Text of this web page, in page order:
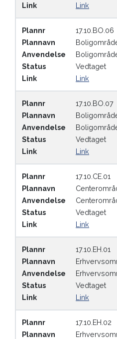
Link
Link
Plannr
17.10.BO.06
Plannavn
Anvendelse
Status
Vedtaget
Link
Link
Plannr
17.10.BO.07
Plannavn
Anvendelse
Status
Vedtaget
Link
Link
Plannr
17.10.CE.01
Plannavn
Anvendelse
Status
Vedtaget
Link
Link
Plannr
17.10.EH.01
Plannavn
Anvendelse
Status
Vedtaget
Link
Link
Plannr
17.10.EH.02
Plannavn